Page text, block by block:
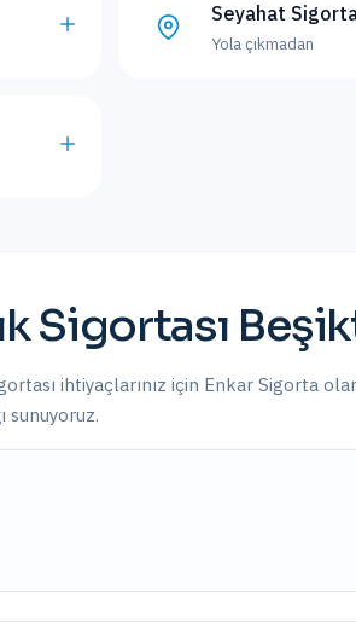
Seyahat
Yola çıkmadan
Sigortası
ihtiyaçlarınız için Enkar Sigorta
sunuyoruz.